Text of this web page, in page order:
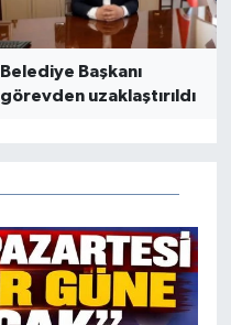
Belediye Başkanı
görevden uzaklaştırıldı